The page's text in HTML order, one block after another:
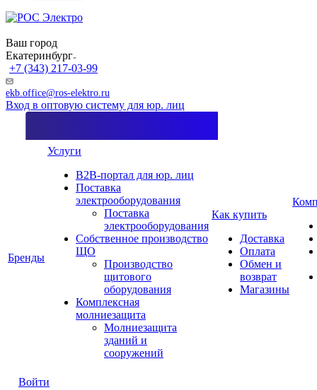
Ваш город
Екатеринбург
+7 (343) 217-03-99
ekb.office@ros-elektro.ru
Вход в оптовую систему для юр. лиц
Бренды
Услуги
B2B-портал для юр. лиц
Поставка
электрооборудования
Поставка
электрооборудования
Собственное производство
ЩО
Производство
щитового
оборудования
Комплексная
молниезащита
Молниезащита
зданий и
сооружений
Как купить
Доставка
Оплата
Обмен и
возврат
Магазины
Войти